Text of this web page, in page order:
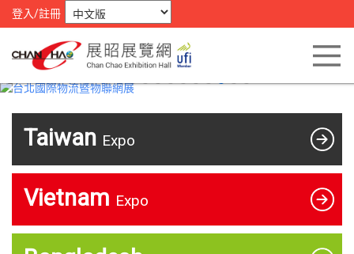
登入/註冊
Taiwan Expo
Vietnam Expo